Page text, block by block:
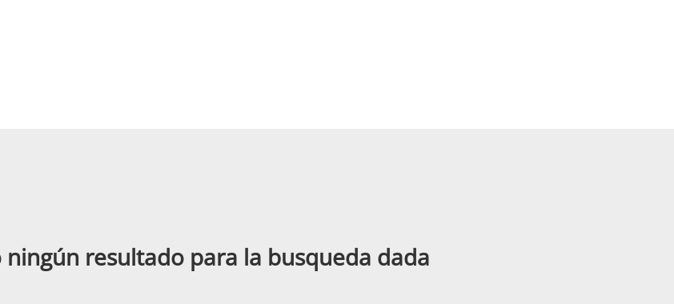
resultado para la busqueda dada